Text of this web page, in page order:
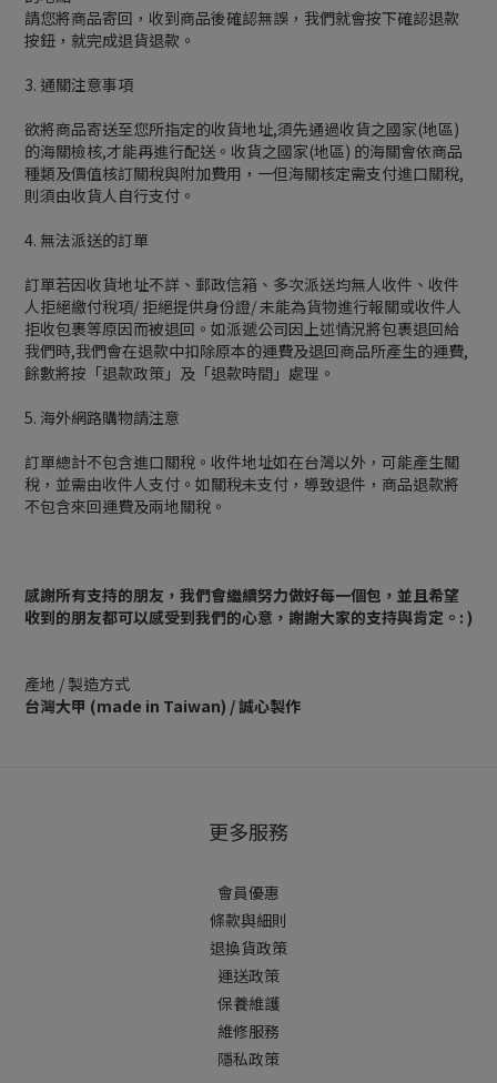
請您將商品寄回，收到商品後確認無誤，我們就會按下確認退款
按鈕，就完成退貨退款。
3. 通關注意事項
欲將商品寄送至您所指定的收貨地址,須先通過收貨之國家(地區)
的海關檢核,才能再進行配送。收貨之國家(地區) 的海關會依商品
種類及價值核訂關稅與附加費用，一但海關核定需支付進口關稅,
則須由收貨人自行支付。
4. 無法派送的訂單
訂單若因收貨地址不詳、郵政信箱、多次派送均無人收件、收件
人拒絕繳付稅項/ 拒絕提供身份證/ 未能為貨物進行報關或收件人
拒收包裹等原因而被退回。如派遞公司因上述情況將包裹退回給
我們時,我們會在退款中扣除原本的運費及退回商品所產生的運費,
餘數將按「退款政策」及「退款時間」處理。
5. 海外網路購物請注意
訂單總計不包含進口關稅。收件地址如在台灣以外，可能產生關
稅，並需由收件人支付。如關稅未支付，導致退件，商品退款將
不包含來回運費及兩地關稅。
感謝所有支持的朋友，我們會繼續努力做好每一個包，並且希望
收到的朋友都可以感受到我們的心意，謝謝大家的支持與肯定。: )
產地 / 製造方式
台灣大甲 (made in Taiwan) / 誠心製作
更多服務
會員優惠
條款與細則
退換貨政策
運送政策
保養維護
維修服務
隱私政策